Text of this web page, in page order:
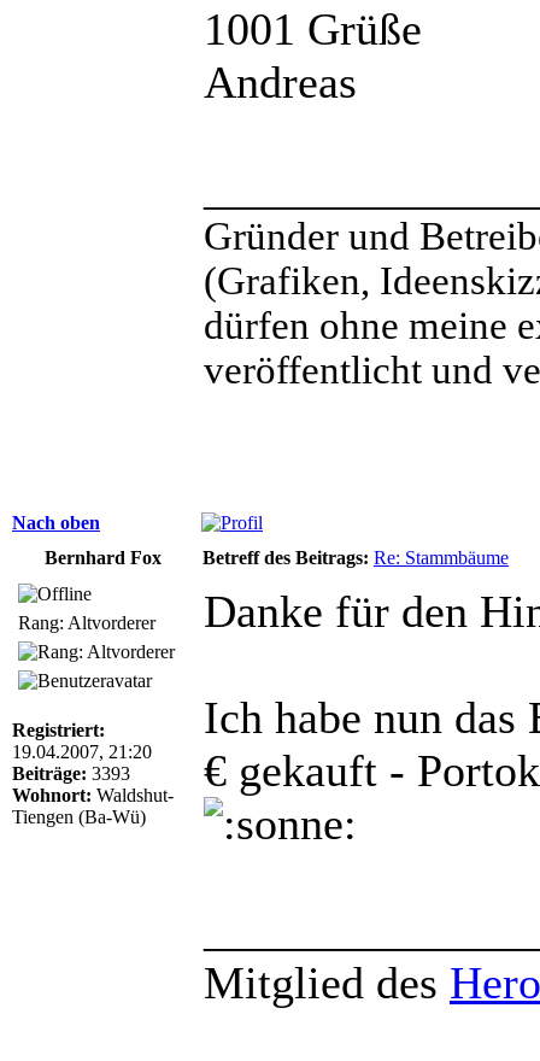
1001 Grüße
Andreas
Gründer und
(Grafiken,
dürfen ohne meine
veröffentlicht und
Nach oben
Bernhard Fox
Betreff des Beitrags: Re: Stammbäume
Rang: Altvorderer
Registriert:
19.04.2007, 21:20
Beiträge: 3393
Wohnort: Waldshut-
Tiengen (Ba-Wü)
Danke für den
Ich habe nun
€ gekauft -
Mitglied des